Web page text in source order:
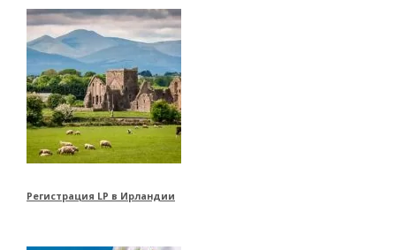
Регистрация LP в Ирландии